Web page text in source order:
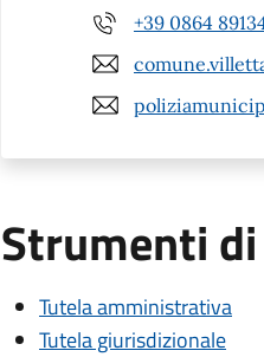
+39 0864
Strumenti
Tutela amministrativa
Tutela giurisdizionale